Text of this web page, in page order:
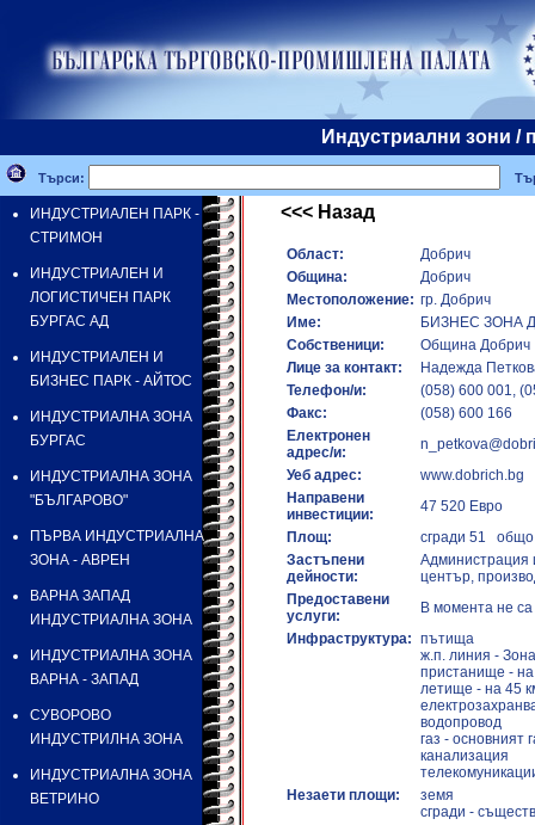
Индустриални зони
Търси:
ИНДУСТРИАЛЕН ПАРК -
СТРИМОН
ИНДУСТРИАЛЕН И
ЛОГИСТИЧЕН ПАРК
БУРГАС АД
ИНДУСТРИАЛЕН И
БИЗНЕС ПАРК - АЙТОС
ИНДУСТРИАЛНА ЗОНА
БУРГАС
ИНДУСТРИАЛНА ЗОНА
"БЪЛГАРОВО"
ПЪРВА ИНДУСТРИАЛНА
ЗОНА - АВРЕН
ВАРНА ЗАПАД
ИНДУСТРИАЛНА ЗОНА
ИНДУСТРИАЛНА ЗОНА
ВАРНА - ЗАПАД
СУВОРОВО
ИНДУСТРИЛНА ЗОНА
ИНДУСТРИАЛНА ЗОНА
ВЕТРИНО
<<< Назад
Област:
Добрич
Община:
Добрич
Местоположение: гр. Добрич
Име:
БИЗНЕС ЗОНА
Собственици:
Община Добрич
Лице за контакт:
Надежда
Телефон/и:
(058) 600 001,
Факс:
(058) 600 166
Електронен
адрес/и:
Уеб адрес:
www.dobrich.bg
Направени
инвестиции:
47 520 Евро
Площ:
сгради 51 общо
Застъпени
дейности:
Администрация
център,
Предоставени
услуги:
В момента не
Инфраструктура: пътища
ж.п. линия -
пристанище -
летище - на 45
водопровод
газ - основният
канализация
Незаети площи:
земя
сгради -